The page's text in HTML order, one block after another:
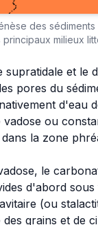
des
principaux milieux
supratidale et le
pores du
d'eau
vadose ou
la zone
le
d'abord
(ou
grains et de